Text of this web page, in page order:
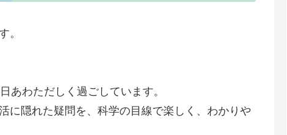
。
あわただしく過ごしています。
に隠れた疑問を、科学の目線で楽しく、わかりや